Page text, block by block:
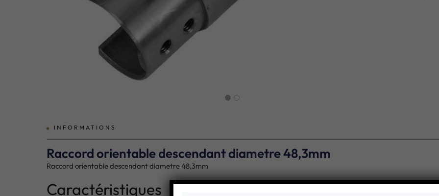
INFORMATIONS
Raccord orientable descendant diametre 48,3mm
Raccord orientable descendant diametre 48,3mm
Caractéristiques